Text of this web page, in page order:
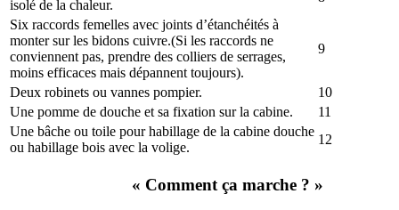
isolé de la chaleur.
Six raccords femelles avec joints d’étanchéités à
monter sur les bidons cuivre.(Si les raccords ne
conviennent pas, prendre des colliers de serrages,
moins efficaces mais dépannent toujours).
9
Deux robinets ou vannes pompier.
10
Une pomme de douche et sa fixation sur la cabine.
11
Une bâche ou toile pour habillage de la cabine douche
ou habillage bois avec la volige.
12
« Comment ça marche ? »